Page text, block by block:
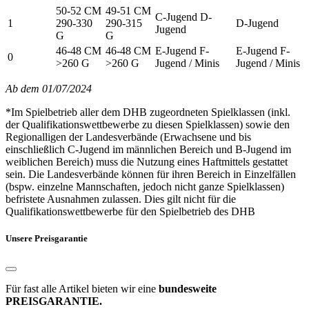
1
50-52 CM
290-330
G
49-51 CM
290-315
G
C-Jugend D-
Jugend
D-Jugend
0
46-48 CM
>260 G
46-48 CM
>260 G
E-Jugend F-
Jugend / Minis
E-Jugend F-
Jugend / Minis
Ab dem 01/07/2024
*Im Spielbetrieb aller dem DHB zugeordneten Spielklassen (inkl.
der Qualifikationswettbewerbe zu diesen Spielklassen) sowie den
Regionalligen der Landesverbände (Erwachsene und bis
einschließlich C-Jugend im männlichen Bereich und B-Jugend im
weiblichen Bereich) muss die Nutzung eines Haftmittels gestattet
sein. Die Landesverbände können für ihren Bereich in Einzelfällen
(bspw. einzelne Mannschaften, jedoch nicht ganze Spielklassen)
befristete Ausnahmen zulassen. Dies gilt nicht für die
Qualifikationswettbewerbe für den Spielbetrieb des DHB
Unsere Preisgarantie
Für fast alle Artikel bieten wir eine bundesweite
PREISGARANTIE.